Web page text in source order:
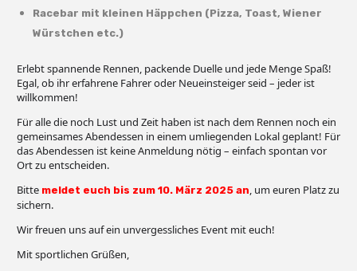
Racebar mit kleinen Häppchen (Pizza, Toast, Wiener
Würstchen etc.)
Erlebt spannende Rennen, packende Duelle und jede Menge Spaß!
Egal, ob ihr erfahrene Fahrer oder Neueinsteiger seid – jeder ist
willkommen!
Für alle die noch Lust und Zeit haben ist nach dem Rennen noch ein
gemeinsames Abendessen in einem umliegenden Lokal geplant! Für
das Abendessen ist keine Anmeldung nötig – einfach spontan vor
Ort zu entscheiden.
Bitte meldet euch bis zum 10. März 2025 an, um euren Platz zu
sichern.
Wir freuen uns auf ein unvergessliches Event mit euch!
Mit sportlichen Grüßen,